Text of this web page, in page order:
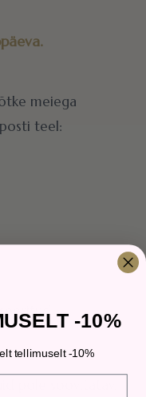
meiega
teel:
pole soovitatav,
-10%
tellimuselt -10%